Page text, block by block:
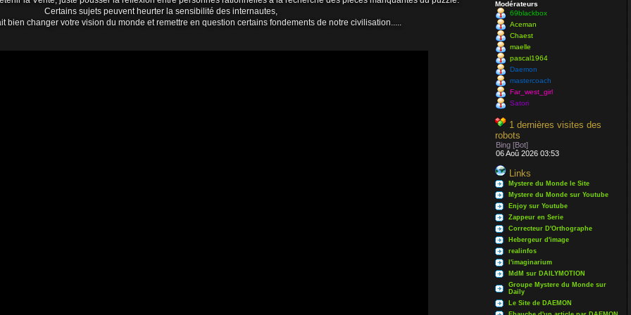
Certains sujets peuvent heurter la sensibilité des internautes,
bien changer votre vision du monde et remettre en question certains fondements de notre civilisation.....
Modérateurs
69blackbox
Aceman
Chaest
maelle
pascal1964
Daemon
mastercoach
Far_west_girl
Satori
1 dernières visites des
robots
Bing [Bot]
06 Aoû 2026 03:53
Links
Mystere du Monde le Site
Mystere du Monde sur Youtube
Enjoy sur Youtube
Zappeur en Serie
Correcteur D'Orthographe
Hebergeur d'image
realinfos
l'imaginarium
MdM sur DAILYMOTION
Groupe Mystere du Monde sur
Daily
Le Site de DAEMON